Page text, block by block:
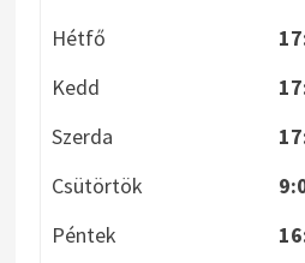
Hétfő
Kedd
Szerda
Csütörtök
Péntek